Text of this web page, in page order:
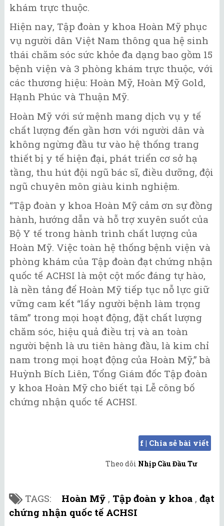
khám trực thuộc.
Hiện nay, Tập đoàn y khoa Hoàn Mỹ phục
vụ người dân Việt Nam thông qua hệ sinh
thái chăm sóc sức khỏe đa dạng bao gồm 15
bệnh viện và 3 phòng khám trực thuộc, với
các thương hiệu: Hoàn Mỹ, Hoàn Mỹ Gold,
Hạnh Phúc và Thuận Mỹ.
Hoàn Mỹ với sứ mệnh mang dịch vụ y tế
chất lượng đến gần hơn với người dân và
không ngừng đầu tư vào hệ thống trang
thiết bị y tế hiện đại, phát triển cơ sở hạ
tầng, thu hút đội ngũ bác sĩ, điều dưỡng, đội
ngũ chuyên môn giàu kinh nghiệm.
“Tập đoàn y khoa Hoàn Mỹ cảm ơn sự đồng
hành, hướng dẫn và hỗ trợ xuyên suốt của
Bộ Y tế trong hành trình chất lượng của
Hoàn Mỹ. Việc toàn hệ thống bệnh viện và
phòng khám của Tập đoàn đạt chứng nhận
quốc tế ACHSI là một cột mốc đáng tự hào,
là nền tảng để Hoàn Mỹ tiếp tục nỗ lực giữ
vững cam kết “lấy người bệnh làm trọng
tâm” trong mọi hoạt động, đặt chất lượng
chăm sóc, hiệu quả điều trị và an toàn
người bệnh là ưu tiên hàng đầu, là kim chỉ
nam trong mọi hoạt động của Hoàn Mỹ,” bà
Huỳnh Bích Liên, Tổng Giám đốc Tập đoàn
y khoa Hoàn Mỹ cho biết tại Lễ công bố
chứng nhận quốc tế ACHSI.
f | Chia sẻ bài viết
Theo dõi Nhịp Cầu Đầu Tư
TAGS: Hoàn Mỹ , Tập đoàn y khoa , đạt
chứng nhận quốc tế ACHSI